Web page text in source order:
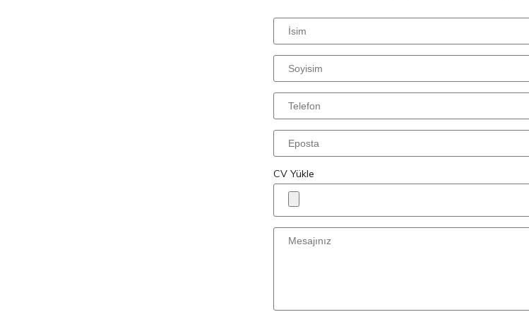
CV Yükle